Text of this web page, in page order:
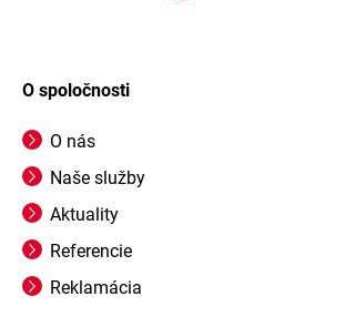
O spoločnosti
O nás
Naše služby
Aktuality
Referencie
Reklamácia